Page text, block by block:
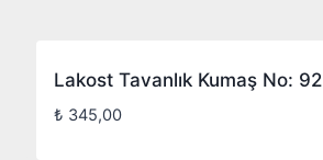
Lakost Tavanlık Kumaş No: 92
₺ 345,00